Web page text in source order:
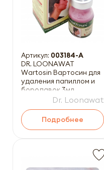
Артикул: 003184-A
DR. LOONAWAT
Wartosin Вартосин для
удаления папиллом и
бородавок 3мл
Dr. Loonawat
Подробнее